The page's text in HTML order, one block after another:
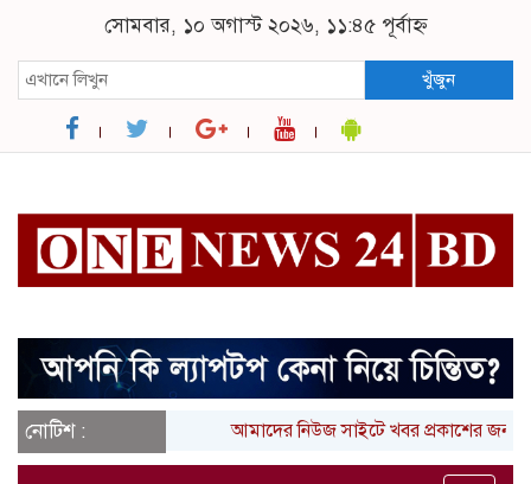
সোমবার, ১০ অগাস্ট ২০২৬, ১১:৪৫ পূর্বাহ্ন
খুঁজুন
নোটিশ : আমাদের নিউজ সাইটে খবর প্রকাশের জন্য